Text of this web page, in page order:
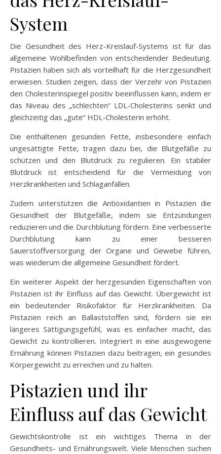
System
Die Gesundheit des Herz-Kreislauf-Systems ist für das
allgemeine Wohlbefinden von entscheidender Bedeutung.
Pistazien haben sich als vorteilhaft für die Herzgesundheit
erwiesen. Studien zeigen, dass der Verzehr von Pistazien
den Cholesterinspiegel positiv beeinflussen kann, indem er
das Niveau des „schlechten“ LDL-Cholesterins senkt und
gleichzeitig das „gute“ HDL-Cholesterin erhöht.
Die enthaltenen gesunden Fette, insbesondere einfach
ungesättigte Fette, tragen dazu bei, die Blutgefäße zu
schützen und den Blutdruck zu regulieren. Ein stabiler
Blutdruck ist entscheidend für die Vermeidung von
Herzkrankheiten und Schlaganfällen.
Zudem unterstützen die Antioxidantien in Pistazien die
Gesundheit der Blutgefäße, indem sie Entzündungen
reduzieren und die Durchblutung fördern. Eine verbesserte
Durchblutung kann zu einer besseren
Sauerstoffversorgung der Organe und Gewebe führen,
was wiederum die allgemeine Gesundheit fördert.
Ein weiterer Aspekt der herzgesunden Eigenschaften von
Pistazien ist ihr Einfluss auf das Gewicht. Übergewicht ist
ein bedeutender Risikofaktor für Herzkrankheiten. Da
Pistazien reich an Ballaststoffen sind, fördern sie ein
längeres Sättigungsgefühl, was es einfacher macht, das
Gewicht zu kontrollieren. Integriert in eine ausgewogene
Ernährung können Pistazien dazu beitragen, ein gesundes
Körpergewicht zu erreichen und zu halten.
Pistazien und ihr
Einfluss auf das Gewicht
Gewichtskontrolle ist ein wichtiges Thema in der
Gesundheits- und Ernährungswelt. Viele Menschen suchen